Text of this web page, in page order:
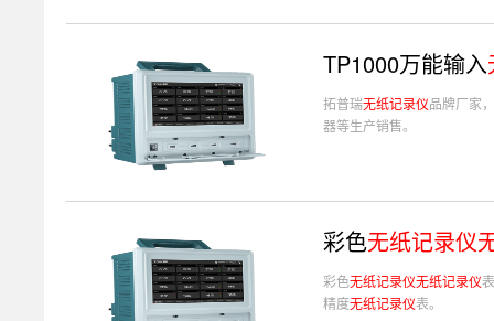
TP1000万能输入
拓普瑞无纸记录仪品牌厂家
器等生产销售。
彩色无纸记录仪
彩色无纸记录仪无纸记录仪
精度无纸记录仪表。